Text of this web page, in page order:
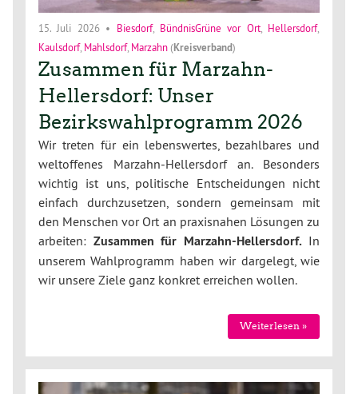
15. Juli 2026• Biesdorf, BündnisGrüne vor Ort, Hellersdorf,
Kaulsdorf, Mahlsdorf, Marzahn (Kreisverband)
Zusammen für Marzahn-
Hellersdorf: Unser
Bezirkswahlprogramm 2026
Wir treten für ein lebenswertes, bezahlbares und
weltoffenes Marzahn-Hellersdorf an. Besonders
wichtig ist uns, politische Entscheidungen nicht
einfach durchzusetzen, sondern gemeinsam mit
den Menschen vor Ort an praxisnahen Lösungen zu
arbeiten: Zusammen für Marzahn-Hellersdorf.In
unserem Wahlprogramm haben wir dargelegt, wie
wir unsere Ziele ganz konkret erreichen wollen.
Weiterlesen »